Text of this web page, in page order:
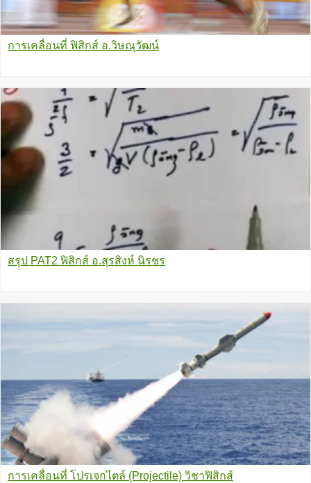
การเคลื่อนที่ ฟิสิกส์ อ.วิษณุวัฒน์
สรุป PAT2 ฟิสิกส์ อ.สุรสิงห์ นิรชร
การเคลื่อนที่ โปรเจกไตล์ (Projectile) วิชาฟิสิกส์